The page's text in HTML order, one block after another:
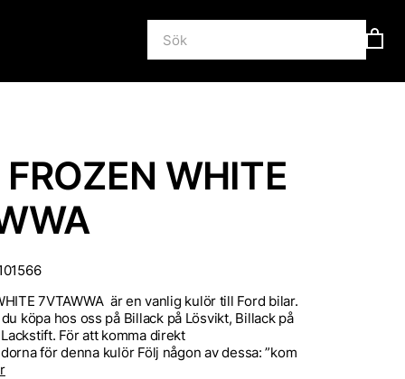
WHITE
7VTAWWA är en vanlig kulör till Ford bilar.
köpa hos oss på Billack på Lösvikt, Billack på
För att komma direkt
för denna kulör Följ någon av dessa: ”kom